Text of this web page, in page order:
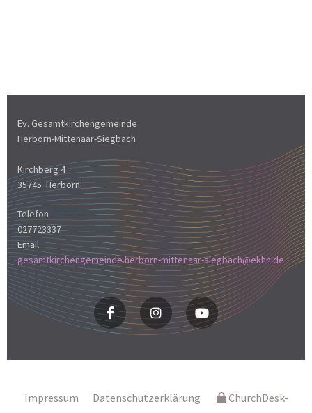
Ev. Gesamtkirchengemeinde
Herborn-Mittenaar-Siegbach
Kirchberg 4
35745 Herborn
Telefon
027723337
Email
gesamtkirchengemeinde.herborn-mittenaar-siegbach@ekhn.de
Impressum Datenschutzerklärung
ChurchDesk-